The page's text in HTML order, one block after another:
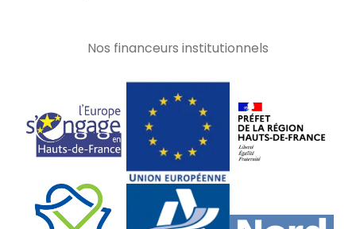
Nos financeurs institutionnels